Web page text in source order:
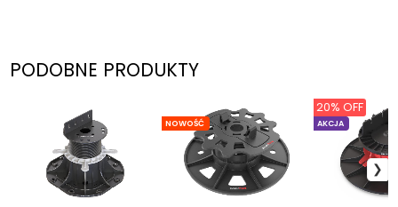
PODOBNE PRODUKTY
NOWOŚĆ AKCJA
20% OFF